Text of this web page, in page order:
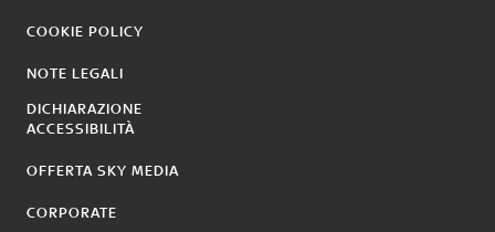
COOKIE POLICY
NOTE LEGALI
DICHIARAZIONE
ACCESSIBILITÀ
OFFERTA SKY MEDIA
CORPORATE